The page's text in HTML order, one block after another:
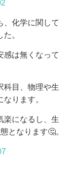
、化学に関して
。
感は無くなって
科目、物理や生
ります。
楽になるし、生
となります🤔。